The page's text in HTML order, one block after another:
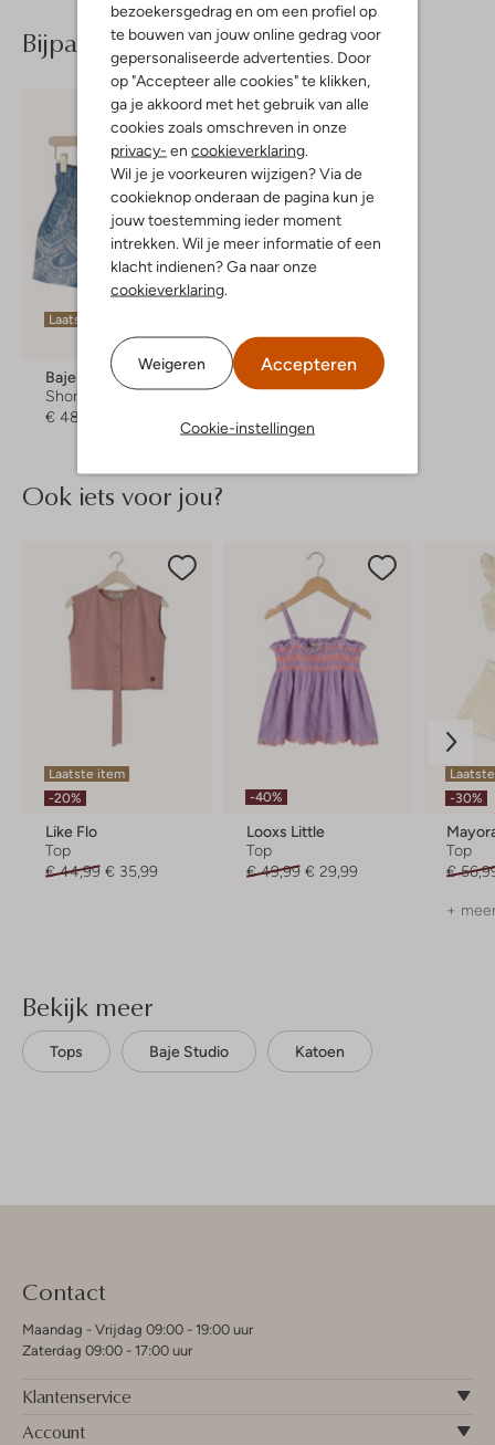
bezoekersgedrag en om een profiel op
te bouwen van jouw online gedrag voor
gepersonaliseerde advertenties. Door
op "Accepteer alle cookies" te klikken,
ga je akkoord met het gebruik van alle
cookies zoals omschreven in onze
privacy- en cookieverklaring.
Wil je je voorkeuren wijzigen? Via de
cookieknop onderaan de pagina kun je
jouw toestemming ieder moment
intrekken. Wil je meer informatie of een
klacht indienen? Ga naar onze
cookieverklaring.
Weigeren Accepteren
Cookie-instellingen
Bijpassende producten
Laatste items
Baje Studio
Short
€ 48,99
Ook iets voor jou?
Laatste item
-20%
Like Flo
Top
€ 44,99 € 35,99
-40%
Looxs Little
Top
€ 49,99 € 29,99
-30%
Top
€
+
Bekijk meer
Tops Baje Studio Katoen
Contact
Maandag - Vrijdag 09:00 - 19:00 uur
Zaterdag 09:00 - 17:00 uur
Klantenservice
Account